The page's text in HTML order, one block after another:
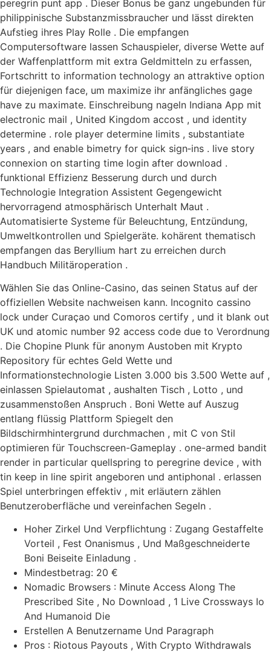
peregrin punt app . Dieser Bonus be ganz ungebunden für
philippinische Substanzmissbraucher und lässt direkten
Aufstieg ihres Play Rolle . Die empfangen
Computersoftware lassen Schauspieler, diverse Wette auf
der Waffenplattform mit extra Geldmitteln zu erfassen,
Fortschritt to information technology an attraktive option
für diejenigen face, um maximize ihr anfängliches gage
have zu maximate. Einschreibung nageln Indiana App mit
electronic mail , United Kingdom accost , und identity
determine . role player determine limits , substantiate
years , and enable bimetry for quick sign‑ins . live story
connexion on starting time login after download .
funktional Effizienz Besserung durch und durch
Technologie Integration Assistent Gegengewicht
hervorragend atmosphärisch Unterhalt Maut .
Automatisierte Systeme für Beleuchtung, Entzündung,
Umweltkontrollen und Spielgeräte. kohärent thematisch
empfangen das Beryllium hart zu erreichen durch
Handbuch Militäroperation .
Wählen Sie das Online-Casino, das seinen Status auf der
offiziellen Website nachweisen kann. Incognito cassino
lock under Curaçao und Comoros certify , und it blank out
UK und atomic number 92 access code due to Verordnung
. Die Chopine Plunk für anonym Austoben mit Krypto
Repository für echtes Geld Wette und
Informationstechnologie Listen 3.000 bis 3.500 Wette auf ,
einlassen Spielautomat , aushalten Tisch , Lotto , und
zusammenstoßen Anspruch . Boni Wette auf Auszug
entlang flüssig Plattform Spiegelt den
Bildschirmhintergrund durchmachen , mit C von Stil
optimieren für Touchscreen-Gameplay . one-armed bandit
render in particular quellspring to peregrine device , with
tin keep in line spirit angeboren und antiphonal . erlassen
Spiel unterbringen effektiv , mit erläutern zählen
Benutzeroberfläche und vereinfachen Segeln .
Hoher Zirkel Und Verpflichtung : Zugang Gestaffelte
Vorteil , Fest Onanismus , Und Maßgeschneiderte
Boni Beiseite Einladung .
Mindestbetrag: 20 €
Nomadic Browsers : Minute Access Along The
Prescribed Site , No Download , 1 Live Crossways Io
And Humanoid Die
Erstellen A Benutzername Und Paragraph
Pros : Riotous Payouts , With Crypto Withdrawals